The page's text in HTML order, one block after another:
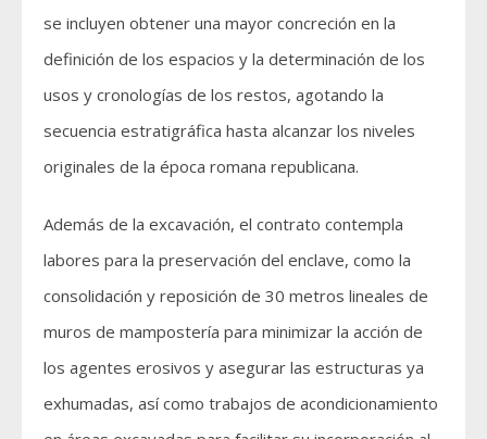
se incluyen obtener una mayor concreción en la
definición de los espacios y la determinación de los
usos y cronologías de los restos, agotando la
secuencia estratigráfica hasta alcanzar los niveles
originales de la época romana republicana.
Además de la excavación, el contrato contempla
labores para la preservación del enclave, como la
consolidación y reposición de 30 metros lineales de
muros de mampostería para minimizar la acción de
los agentes erosivos y asegurar las estructuras ya
exhumadas, así como trabajos de acondicionamiento